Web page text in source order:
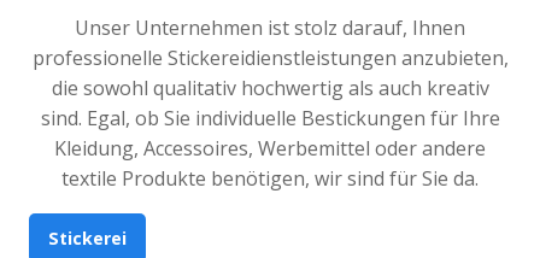
Unser Unternehmen ist stolz darauf, Ihnen
professionelle Stickereidienstleistungen anzubieten,
die sowohl qualitativ hochwertig als auch kreativ
sind. Egal, ob Sie individuelle Bestickungen für Ihre
Kleidung, Accessoires, Werbemittel oder andere
textile Produkte benötigen, wir sind für Sie da.
Stickerei